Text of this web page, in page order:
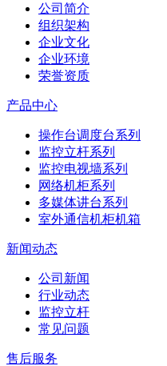
公司简介
组织架构
企业文化
企业环境
荣誉资质
产品中心
操作台调度台系列
监控立杆系列
监控电视墙系列
网络机柜系列
多媒体讲台系列
室外通信机柜机箱
新闻动态
公司新闻
行业动态
监控立杆
常见问题
售后服务